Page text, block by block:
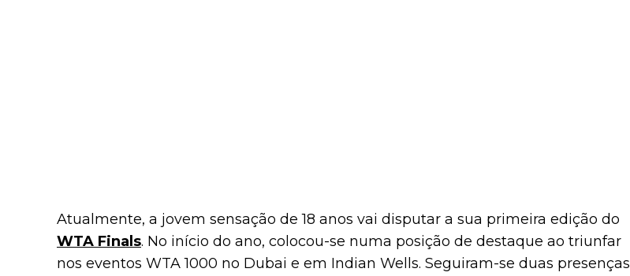
Atualmente, a jovem sensação de 18 anos vai disputar a sua primeira edição do
WTA Finals. No início do ano, colocou-se numa posição de destaque ao triunfar
nos eventos WTA 1000 no Dubai e em Indian Wells. Seguiram-se duas presenças